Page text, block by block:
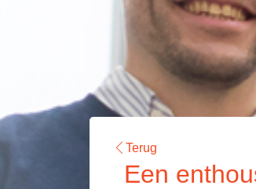
Terug
Een